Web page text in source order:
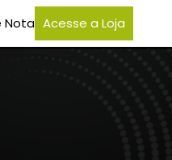
Nota Acesse a Loja